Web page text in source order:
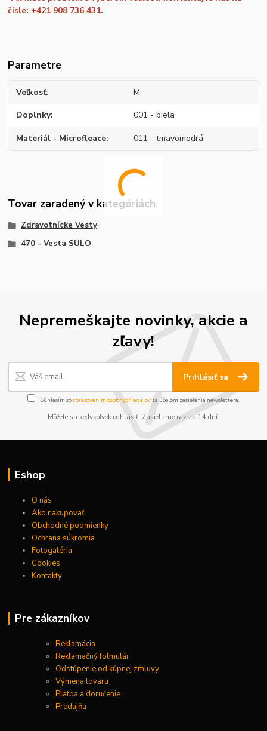
čísle: +421 908 736 431.
Parametre
Veľkosť M
Doplnky 001 - biela
Materiál - Microfleace 011 - tmavomodrá
Tovar zaradený v kategóriách
Zdravotnícke Vesty
470 - Vesta SULO
Nepremeškajte novinky, akcie a
zľavy!
Prihlásiť sa
Súhlasím sospracovaním osobných údajov za účelom zasielania newslettera.
Môžete sa kedykoľvek odhlásiť. Zasielame raz za 14 dní.
Eshop
O nás
Ako nakupovať
Obchodné podmienky
Ochrana súkromia
Fotogaléria
Cookies
Kontakty
Pre zákazníkov
Reklamácia
Reklamačný folmulár
Odstúpenie od kúpnej zmluvy
Výmena tovaru
Platba a doručenie
Predajňa